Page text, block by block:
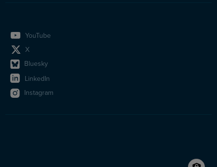
YouTube
X
Bluesky
LinkedIn
Instagram